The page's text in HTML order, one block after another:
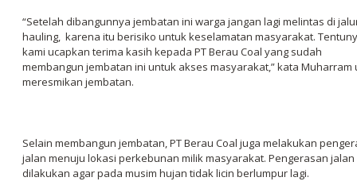
“Setelah dibangunnya jembatan ini warga jangan lagi melintas di
hauling, karena itu berisiko untuk keselamatan masyarakat.
kami ucapkan terima kasih kepada PT Berau Coal yang sudah
membangun jembatan ini untuk akses masyarakat,” kata Muharram
meresmikan jembatan.
Selain membangun jembatan, PT Berau Coal juga melakukan
jalan menuju lokasi perkebunan milik masyarakat. Pengerasan jalan
dilakukan agar pada musim hujan tidak licin berlumpur lagi.